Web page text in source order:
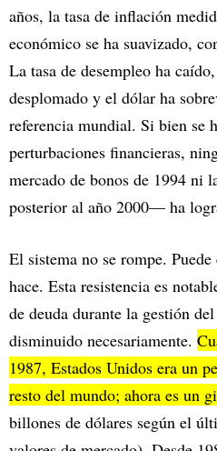
años, la tasa de inflación
económico se ha suavizado,
La tasa de desempleo ha
desplomado y el dólar ha
referencia mundial. Si bien se
perturbaciones financieras,
mercado de bonos de 1994 ni
posterior al año 2000— ha
El sistema no se rompe.
hace. Esta resistencia es
de deuda durante la gestión
disminuido necesariamente.
1987, Estados Unidos era un
resto del mundo; ahora es un
billones de dólares según el